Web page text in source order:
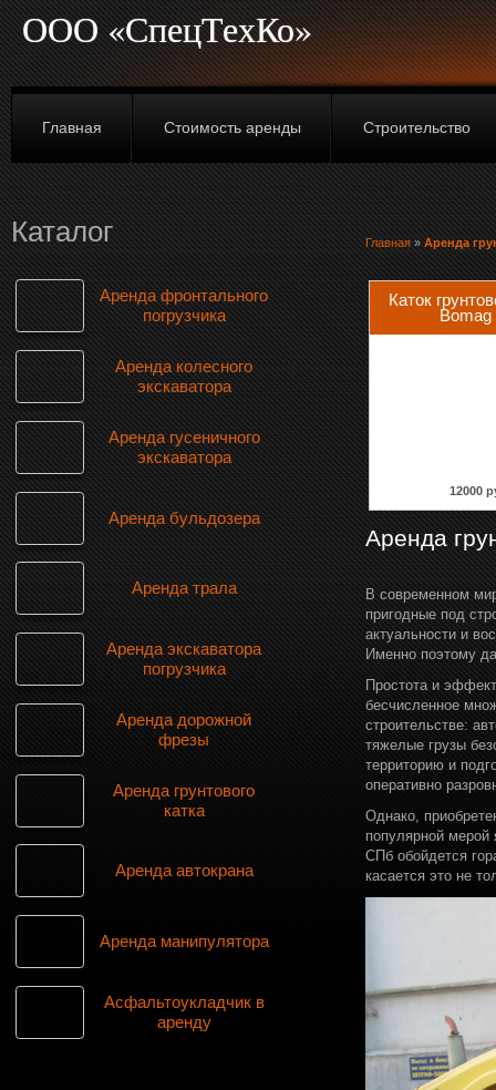
ООО «СпецТехКо»
Главная Стоимость аренды Строительство
Главная»Аренда
Каток
Bomag
12000
Аренда
В современном
пригодные под
актуальности и
Именно поэтому
Простота и
бесчисленное
строительстве:
тяжелые грузы
территорию и
оперативно
Однако,
популярной мерой
СПб обойдется
касается это не
Каталог
Аренда фронтального
погрузчика
Аренда колесного
экскаватора
Аренда гусеничного
экскаватора
Аренда бульдозера
Аренда трала
Аренда экскаватора
погрузчика
Аренда дорожной
фрезы
Аренда грунтового
катка
Аренда автокрана
Аренда манипулятора
Асфальтоукладчик в
аренду